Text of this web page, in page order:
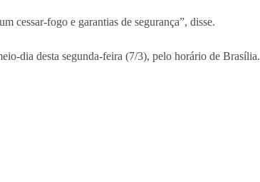
cessar-fogo e garantias de segurança”, disse.
dia desta segunda-feira (7/3), pelo horário de Brasília.